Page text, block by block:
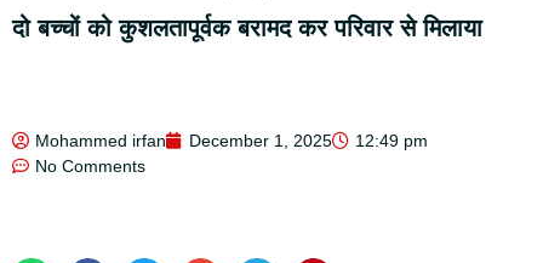
दो बच्चों को कुशलतापूर्वक बरामद कर परिवार से मिलाया
Mohammed irfan December 1, 2025
12:49 pm
No Comments